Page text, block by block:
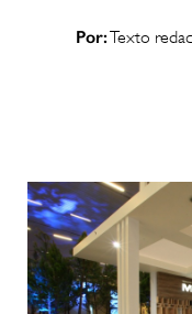
Por:Texto